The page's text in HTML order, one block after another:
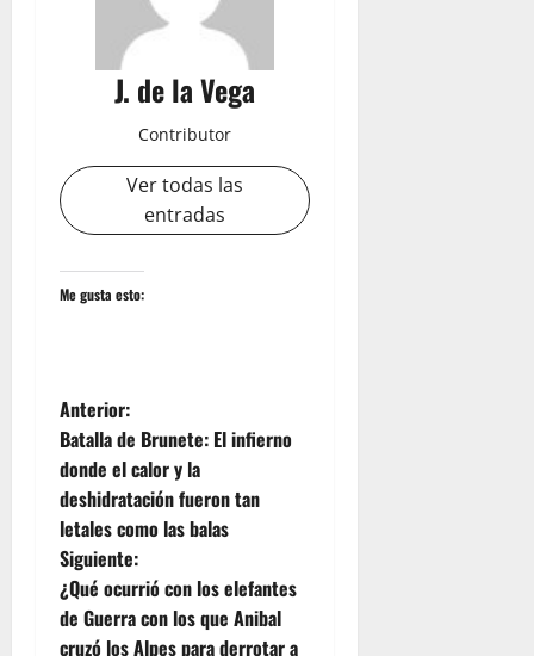
J. de la Vega
Contributor
Ver todas las
entradas
Me gusta esto:
N
a
v
e
g
Anterior:
Batalla de Brunete: El infierno
donde el calor y la
deshidratación fueron tan
letales como las balas
Siguiente:
¿Qué ocurrió con los elefantes
de Guerra con los que Anibal
cruzó los Alpes para derrotar a